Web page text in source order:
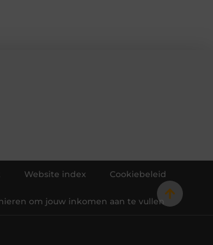
Website index Cookiebeleid
om jouw inkomen aan te vullen